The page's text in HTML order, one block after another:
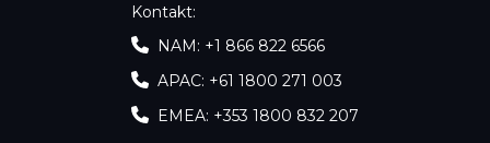
Kontakt:
NAM: +1 866 822 6566
APAC: +61 1800 271 003
EMEA: +353 1800 832 207